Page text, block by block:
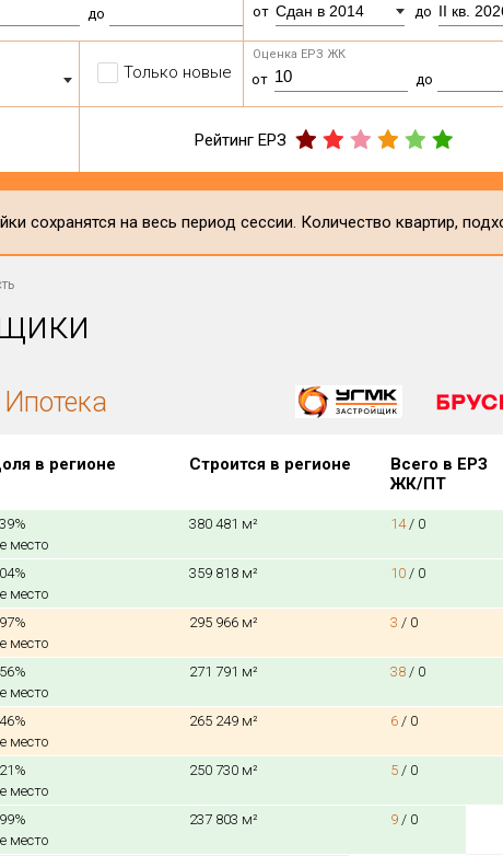
до от Сдан в 2014 до II кв.
Только новые
Оценка ЕРЗ ЖК
от до
Рейтинг ЕРЗ
сохранятся на весь период сессии. Количество квартир,
Ипотека
в регионе Строится в регионе
Всего в ЕРЗ
ЖК/ПТ
место
380 481 м² 14/ 0
место
359 818 м² 10/ 0
место
295 966 м² 3/ 0
место
271 791 м² 38/ 0
место
265 249 м² 6/ 0
место
250 730 м² 5/ 0
место
237 803 м² 9/ 0